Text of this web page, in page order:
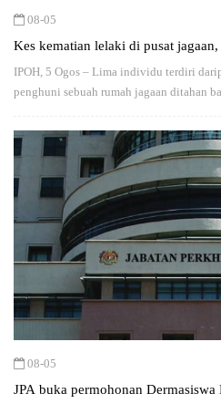
08-05
Kes kematian lelaki di pusat
IPOH, 5 Ogos – Lima individu terdiri
penghuni sebuah rumah jagaan ditahan
08-05
JPA buka permohonan Dermasiswa